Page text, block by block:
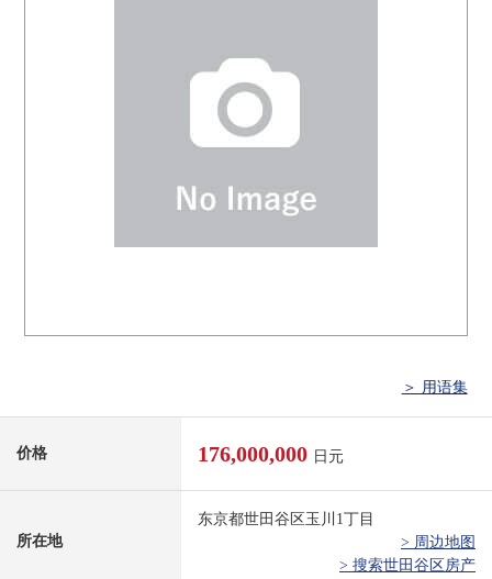
＞ 用语集
价格 176,000,000 日元
所在地
东京都世田谷区玉川1丁目
> 周边地图
> 搜索世田谷区房产